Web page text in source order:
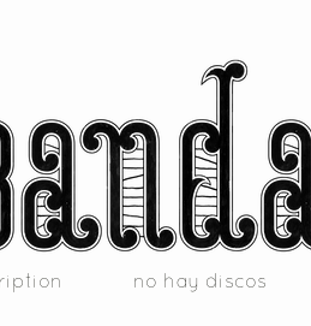
no hay discos